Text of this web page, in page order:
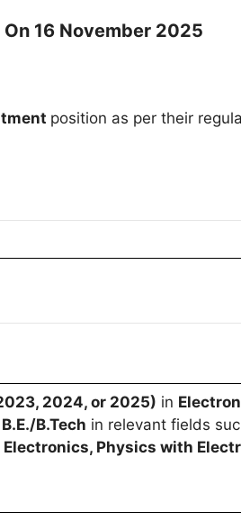
16 November 2025
position as per their
2024, or 2025) in
B.E./B.Tech in relevant fields
Electronics, Physics with